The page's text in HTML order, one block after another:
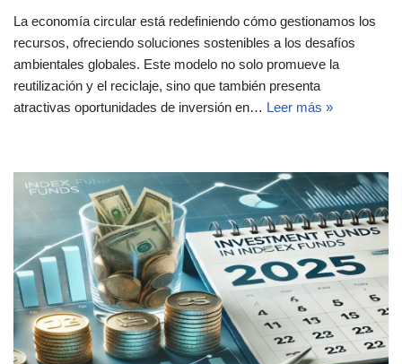
La economía circular está redefiniendo cómo gestionamos los
recursos, ofreciendo soluciones sostenibles a los desafíos
ambientales globales. Este modelo no solo promueve la
reutilización y el reciclaje, sino que también presenta
atractivas oportunidades de inversión en… Leer más »